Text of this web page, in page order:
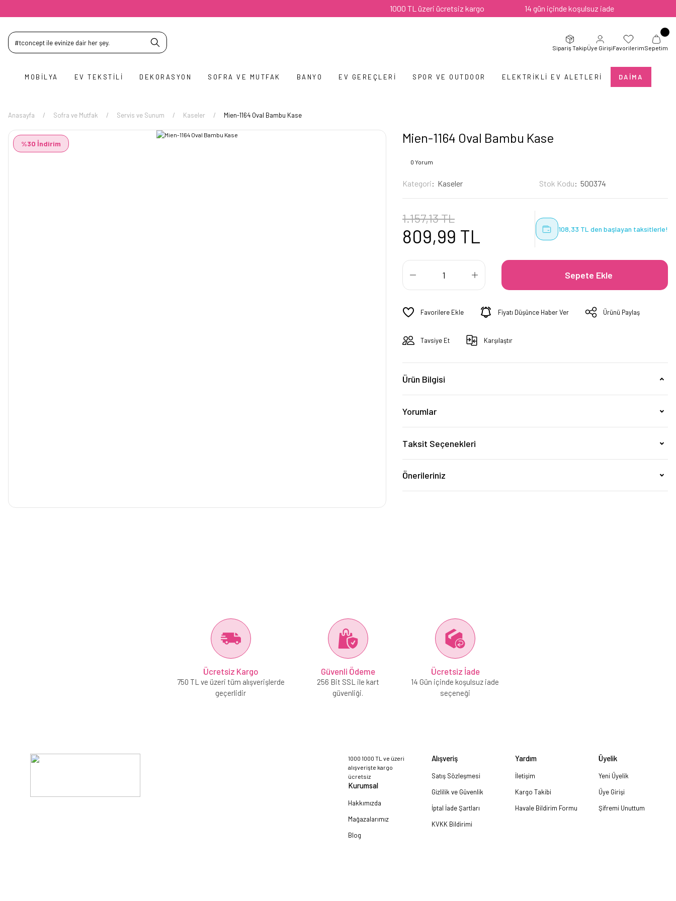
1000 TL üzeri ücretsiz kargo 14 gün içinde koşulsuz iade
Sipariş TakipÜye GirişiFavorilerimSepetim
MOBILYA EV TEKSTILI DEKORASYON SOFRA VE MUTFAK BANYO EV GEREÇLERI SPOR VE OUTDOOR ELEKTRIKLI EV ALETLERI DAIMA
Anasayfa Sofra ve Mutfak Servis ve Sunum Kaseler Mien-1164 Oval Bambu Kase
%30 İndirim Mien-1164 Oval Bambu Kase
0 Yorum
Kategori Kaseler Stok Kodu 500374
1.157,13 TL
809,99 TL 108,33 TL den başlayan taksitlerle!
Sepete Ekle
Fiyatı Düşünce Haber Ver Ürünü Paylaş
Tavsiye Et Karşılaştır
Ürün Bilgisi
Yorumlar
Taksit Seçenekleri
Önerileriniz
Ücretsiz Kargo
750 TL ve üzeri tüm alışverişlerde
geçerlidir
Güvenli Ödeme
256 Bit SSL ile kart
güvenliği.
Ücretsiz İade
14 Gün içinde koşulsuz iade
seçeneği
1000 1000 TL ve üzeri
alışverişte kargo
ücretsiz
Kurumsal
Hakkımızda
Mağazalarımız
Blog
Alışveriş
Satış Sözleşmesi
Gizlilik ve Güvenlik
İptal İade Şartları
KVKK Bildirimi
Yardım
İletişim
Kargo Takibi
Havale Bildirim Formu
Üyelik
Yeni Üyelik
Üye Girişi
Şifremi Unuttum